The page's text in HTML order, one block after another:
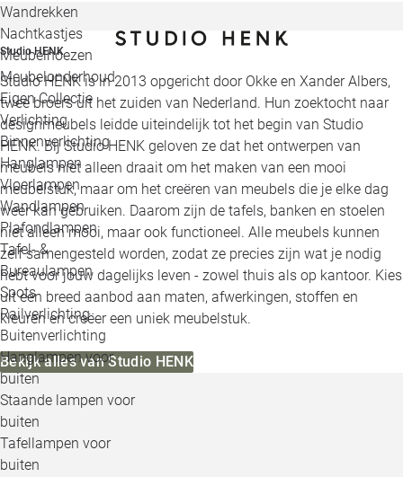
Wandrekken
Nachtkastjes
Meubelhoezen
Meubelonderhoud
Eigen Collectie
Verlichting
Binnenverlichting
Hanglampen
Vloerlampen
Wandlampen
Plafondlampen
Tafel- &
Bureaulampen
Spots
Railverlichting
Buitenverlichting
Hanglampen voor
buiten
Staande lampen voor
buiten
Tafellampen voor
buiten
Studio HENK
Studio HENK is in 2013 opgericht door Okke en Xander Albers,
twee broers uit het zuiden van Nederland. Hun zoektocht naar
designmeubels leidde uiteindelijk tot het begin van Studio
HENK. Bij Studio HENK geloven ze dat het ontwerpen van
meubels niet alleen draait om het maken van een mooi
meubelstuk, maar om het creëren van meubels die je elke dag
weer kan gebruiken. Daarom zijn de tafels, banken en stoelen
niet alleen mooi, maar ook functioneel. Alle meubels kunnen
zelf samengesteld worden, zodat ze precies zijn wat je nodig
hebt voor jouw dagelijks leven - zowel thuis als op kantoor. Kies
uit een breed aanbod aan maten, afwerkingen, stoffen en
kleuren en creëer een uniek meubelstuk.
Bekijk alles van Studio HENK